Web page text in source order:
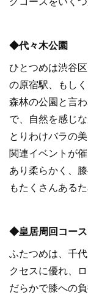
◆代々木公園
ひとつめは渋谷
の原宿駅、もし
森林の公園と言
で、自然を感じ
とりわけバラの
関連イベントが
あり柔らかく、
もたくさんある
◆皇居周回コース
ふたつめは、千
クセスに優れ、
だらかで膝への